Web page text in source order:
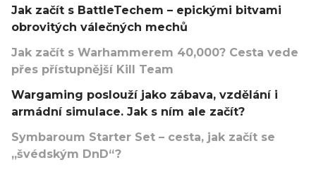
Jak začít s BattleTechem – epickými bitvami
obrovitých válečných mechů
Jak začít s Warhammerem 40,000? Cesta vede
přes přístupnější Kill Team
Wargaming poslouží jako zábava, vzdělání i
armádní simulace. Jak s ním ale začít?
Symbaroum Starter Set – cesta, jak začít se
„švédským DnD“?